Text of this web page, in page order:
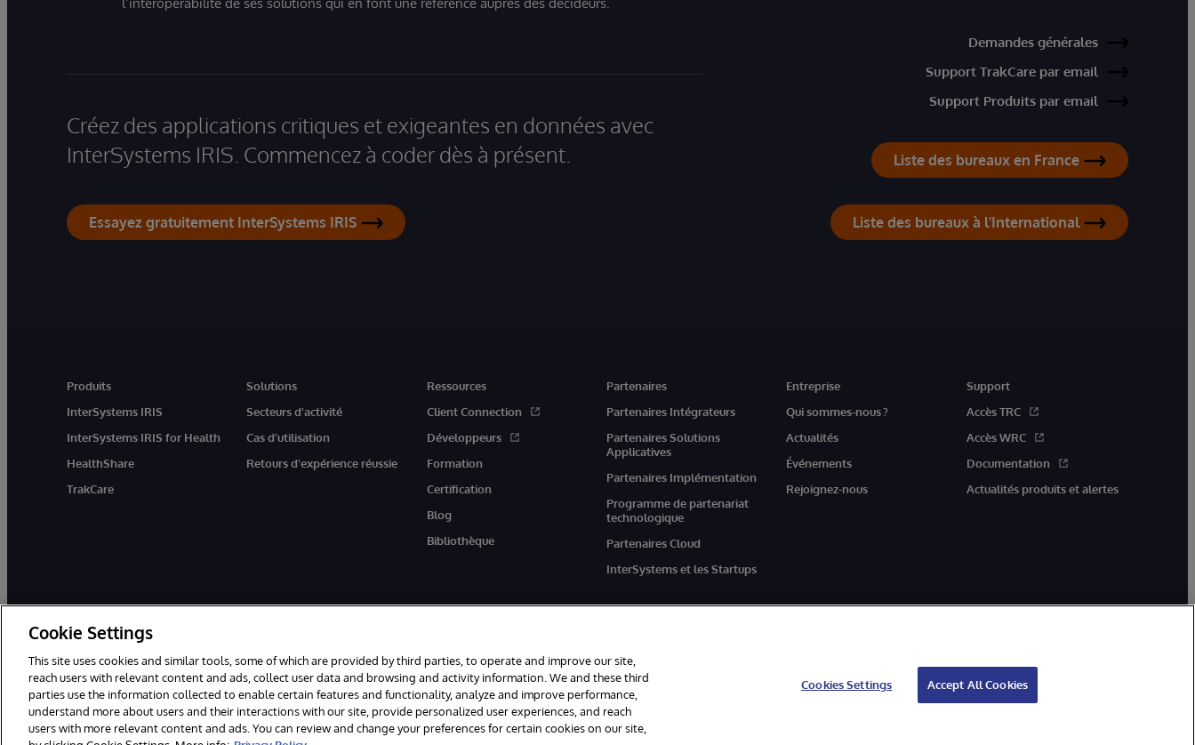
Créez des applications critiques et exigeantes en données avec
InterSystems IRIS. Commencez à coder dès à présent.
Essayez gratuitement InterSystems IRIS
Demandes générales
Support TrakCare par email
Support Produits par email
Liste des bureaux en France
Liste des bureaux à l'International
Produits
InterSystems IRIS
InterSystems IRIS for Health
HealthShare
TrakCare
Solutions
Secteurs d'activité
Cas d'utilisation
Retours d'expérience réussie
Ressources
Client Connection
Développeurs
Formation
Certification
Blog
Bibliothèque
Partenaires
Partenaires Intégrateurs
Partenaires Solutions
Applicatives
Partenaires Implémentation
Programme de partenariat
technologique
Partenaires Cloud
InterSystems et les Startups
Entreprise
Qui sommes-nous ?
Actualités
Événements
Rejoignez-nous
Support
Accès TRC
Accès WRC
Documentation
Actualités produits et alertes
© 1996-2026 InterSystems Corporation, Boston, MA. Tous droits réservés. Mentions légales Déclaration de confidentialité d'InterSystems Corporation
Cookie Settings
This site uses cookies and similar tools, some of which are provided by third parties, to operate and improve our site,
reach users with relevant content and ads, collect user data and browsing and activity information. We and these third
parties use the information collected to enable certain features and functionality, analyze and improve performance,
understand more about users and their interactions with our site, provide personalized user experiences, and reach
users with more relevant content and ads. You can review and change your preferences for certain cookies on our site,
Cookies Settings Accept All Cookies